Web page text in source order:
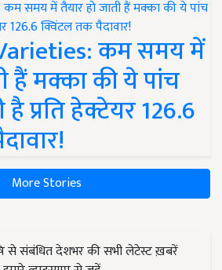
कम समय में
हैं मक्का की ये पांच
प्रति हेक्टेयर 126.6
More Stories
से संबंधित देशभर की सभी लेटेस्ट ख़बरें